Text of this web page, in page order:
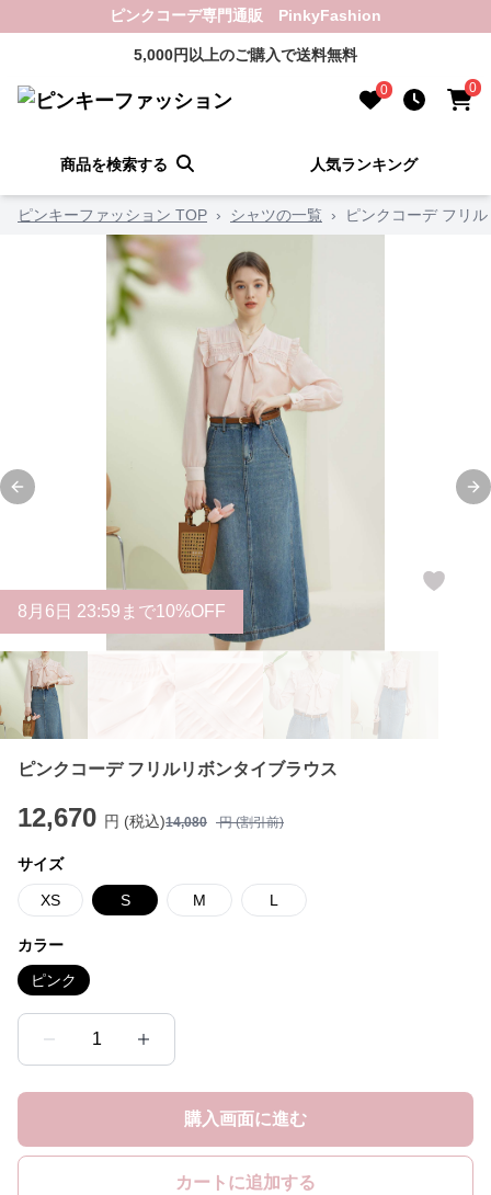
ピンクコーデ専門通販 PinkyFashion
5,000円以上のご購入で送料無料
0 0
商品を検索する 人気ランキング
ピンキーファッション TOP › シャツの一覧 › ピンクコーデ フリ
Previous slide
8 月 6 日 23:59まで10%OFF
ピンクコーデ フリルリボンタイブラウス
12,670 円 (税込)14,080 円 (割引前)
サイズ
XS S M L
カラー
ピンク
1
購入画面に進む
カートに追加する